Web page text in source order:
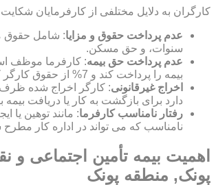
کارگران به دلایل مختلفی از کارفرمایان
عدم پرداخت حقوق و مزایا: شامل حقوق
سنوات، و حق مسکن.
عدم پرداخت حق بیمه
بیمه را پرداخت کند و 7% از حقوق کارگر کسر می شود.
اخراج غیرقانونی
دارد برای بازگشت به کار یا دریافت
رفتار نامناسب کارفرما: مانند توهین یا
نامناسب که می تواند در اداره کار
اهمیت بیمه تأمین اجتماعی و
پونک, منطقه پونک